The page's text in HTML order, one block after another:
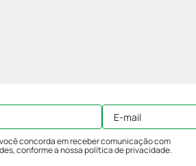
concorda em receber comunicação com
conforme a nossapolítica de privacidade.